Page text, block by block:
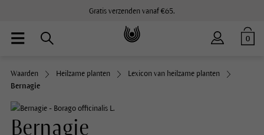
Gratis verzenden vanaf €65.
0
Waarden Heilzame planten
Lexicon van heilzame planten
Bernagie
Bernagie